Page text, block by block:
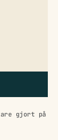
gjort på